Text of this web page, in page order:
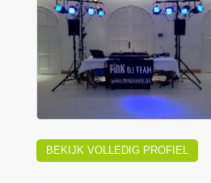
BEKIJK VOLLEDIG PROFIEL